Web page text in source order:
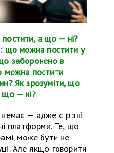
а що — ні?
що можна постити у
заборонено в
можна постити
Як зрозуміти, що
що — ні?
немає — адже є різні
платформи. Те, що
може бути не
. Але якщо говорити